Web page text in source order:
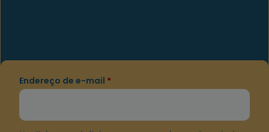
Endereço de e-mail *